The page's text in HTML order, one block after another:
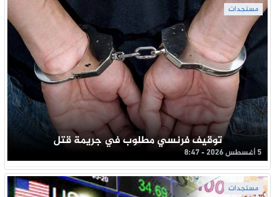
مستجدات
توقيف فرنسي مطلوب في جريمة قتل
5 أغسطس 2026 - 8:47
مستجدات